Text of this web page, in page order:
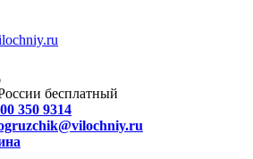
бесплатный
350 9314